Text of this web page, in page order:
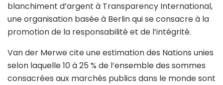
blanchiment d’argent à Transparency International,
une organisation basée à Berlin qui se consacre à la
promotion de la responsabilité et de l’intégrité.
Van der Merwe cite une estimation des Nations unies
selon laquelle 10 à 25 % de l’ensemble des sommes
consacrées aux marchés publics dans le monde sont